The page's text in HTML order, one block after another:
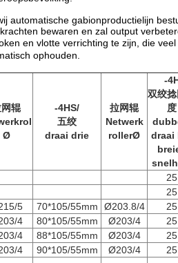
automatische gabionproductielijn
bewaren en zal output
en vlotte verrichting te zijn, die
ophouden.
辊
Ø
-4HS/
五绞
draai drie
拉网辊
Netwerk
rollerØ
-
双绞
度
draai
25
25
5 70*105/55mm Ø203.8/4 25
4 80*105/55mm Ø203/4 25
4 88*105/55mm Ø203/4 25
4 90*105/55mm Ø203/4 25